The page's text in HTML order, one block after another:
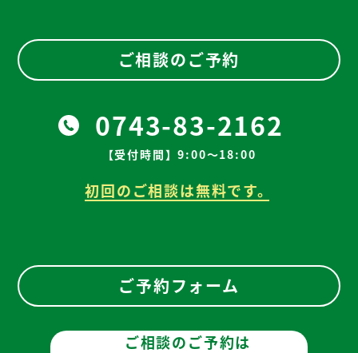
ご相談のご予約
0743-83-2162
【受付時間】9:00～18:00
初回のご相談は無料です。
ご予約フォーム
ご相談のご予約は